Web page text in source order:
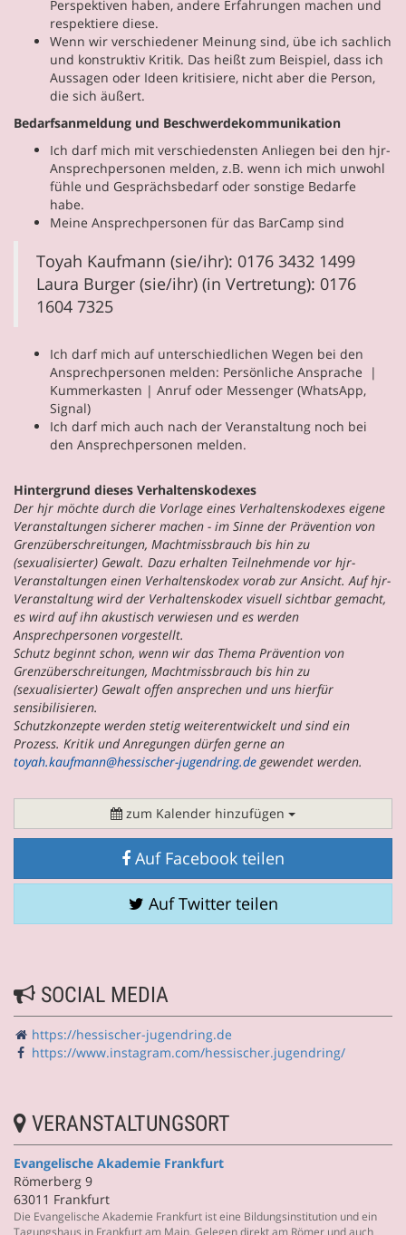
Perspektiven haben, andere Erfahrungen machen und
respektiere diese.
Wenn wir verschiedener Meinung sind, übe ich sachlich
und konstruktiv Kritik. Das heißt zum Beispiel, dass ich
Aussagen oder Ideen kritisiere, nicht aber die Person,
die sich äußert.
Bedarfsanmeldung und Beschwerdekommunikation
Ich darf mich mit verschiedensten Anliegen bei den hjr-
Ansprechpersonen melden, z.B. wenn ich mich unwohl
fühle und Gesprächsbedarf oder sonstige Bedarfe
habe.
Meine Ansprechpersonen für das BarCamp sind
Toyah Kaufmann (sie/ihr): 0176 3432 1499
Laura Burger (sie/ihr) (in Vertretung): 0176
1604 7325
Ich darf mich auf unterschiedlichen Wegen bei den
Ansprechpersonen melden: Persönliche Ansprache |
Kummerkasten | Anruf oder Messenger (WhatsApp,
Signal)
Ich darf mich auch nach der Veranstaltung noch bei
den Ansprechpersonen melden.
Hintergrund dieses Verhaltenskodexes
Der hjr möchte durch die Vorlage eines Verhaltenskodexes eigene
Veranstaltungen sicherer machen - im Sinne der Prävention von
Grenzüberschreitungen, Machtmissbrauch bis hin zu
(sexualisierter) Gewalt. Dazu erhalten Teilnehmende vor hjr-
Veranstaltungen einen Verhaltenskodex vorab zur Ansicht. Auf hjr-
Veranstaltung wird der Verhaltenskodex visuell sichtbar gemacht,
es wird auf ihn akustisch verwiesen und es werden
Ansprechpersonen vorgestellt.
Schutz beginnt schon, wenn wir das Thema Prävention von
Grenzüberschreitungen, Machtmissbrauch bis hin zu
(sexualisierter) Gewalt offen ansprechen und uns hierfür
sensibilisieren.
Schutzkonzepte werden stetig weiterentwickelt und sind ein
Prozess. Kritik und Anregungen dürfen gerne an
toyah.kaufmann@hessischer-jugendring.de gewendet werden.
zum Kalender hinzufügen
Auf Facebook teilen
Auf Twitter teilen
SOCIAL MEDIA
https://hessischer-jugendring.de
https://www.instagram.com/hessischer.jugendring/
VERANSTALTUNGSORT
Evangelische Akademie Frankfurt
Römerberg 9
63011 Frankfurt
Die Evangelische Akademie Frankfurt ist eine Bildungsinstitution und ein
Tagungshaus in Frankfurt am Main. Gelegen direkt am Römer und auch